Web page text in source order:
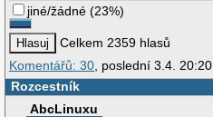
jiné/žádné (23%)
Celkem 2359 hlasů
Komentářů: 30, poslední 3.4. 20:20
Rozcestník
AbcLinuxu